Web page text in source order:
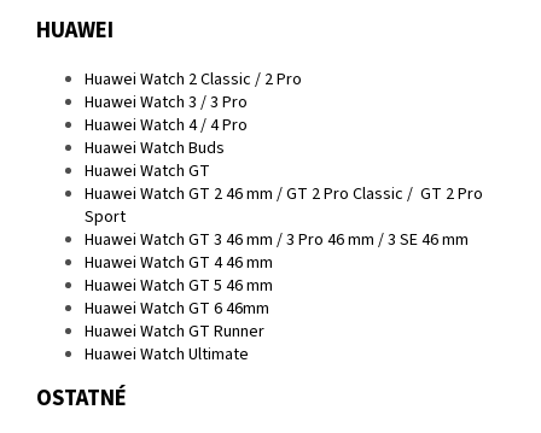
HUAWEI
Huawei Watch 2 Classic / 2 Pro
Huawei Watch 3 / 3 Pro
Huawei Watch 4 / 4 Pro
Huawei Watch Buds
Huawei Watch GT
Huawei Watch GT 2 46 mm / GT 2 Pro Classic / GT 2 Pro
Sport
Huawei Watch GT 3 46 mm / 3 Pro 46 mm / 3 SE 46 mm
Huawei Watch GT 4 46 mm
Huawei Watch GT 5 46 mm
Huawei Watch GT 6 46mm
Huawei Watch GT Runner
Huawei Watch Ultimate
OSTATNÉ